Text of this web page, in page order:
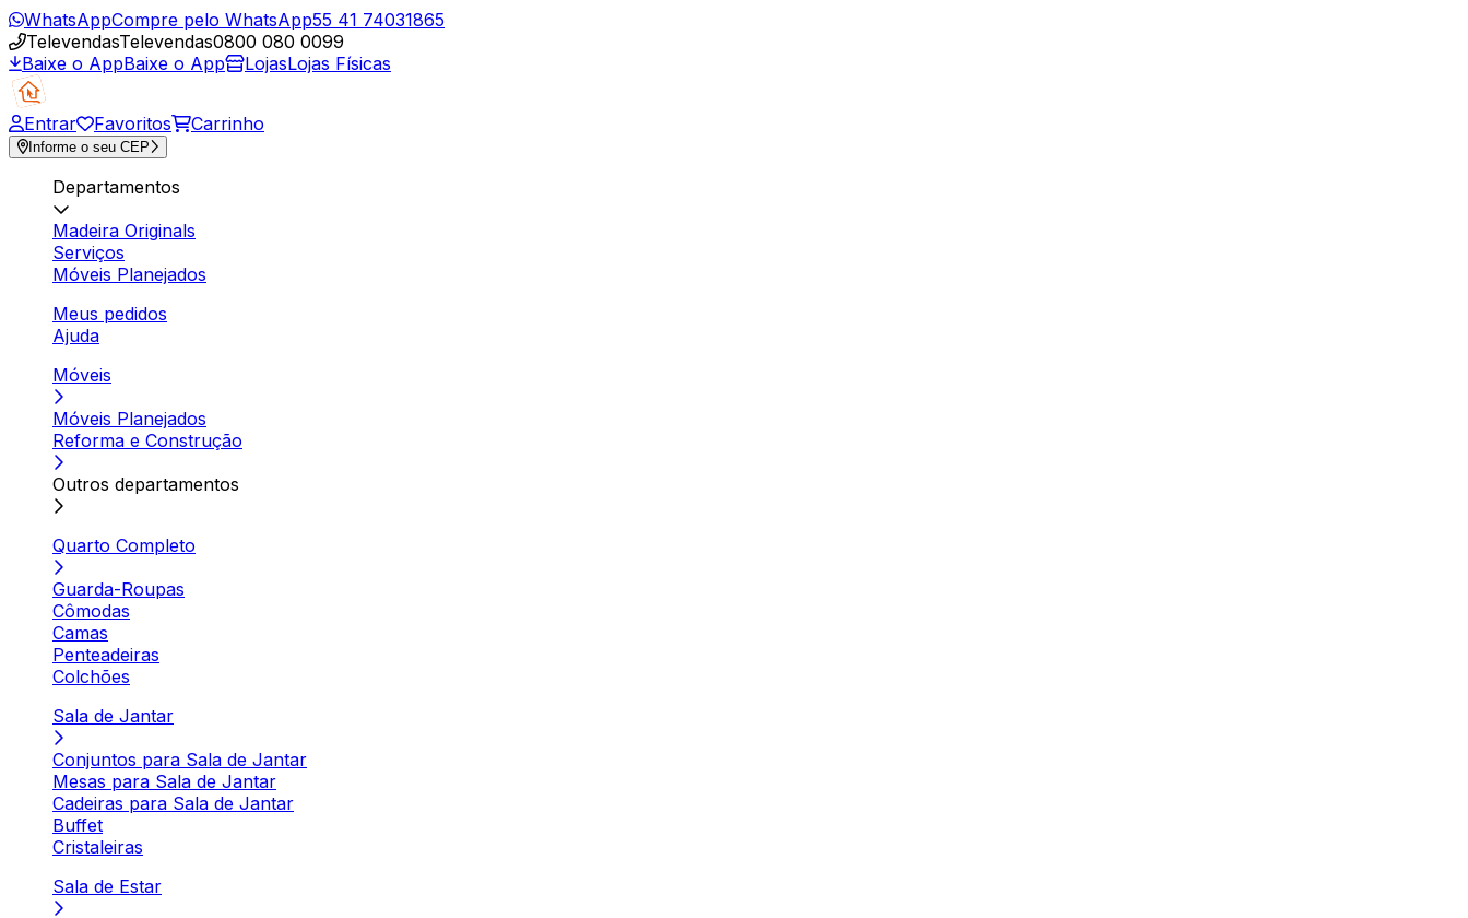
WhatsAppCompre pelo WhatsApp55 41 74031865
TelevendasTelevendas0800 080 0099
Baixe o AppBaixe o App LojasLojas Físicas
Entrar Favoritos Carrinho
Informe o seu CEP
Departamentos
Madeira Originals
Serviços
Móveis Planejados
Meus pedidos
Ajuda
Móveis
Móveis Planejados
Reforma e Construção
Outros departamentos
Quarto Completo
Guarda-Roupas
Cômodas
Camas
Penteadeiras
Colchões
Sala de Jantar
Conjuntos para Sala de Jantar
Mesas para Sala de Jantar
Cadeiras para Sala de Jantar
Buffet
Cristaleiras
Sala de Estar